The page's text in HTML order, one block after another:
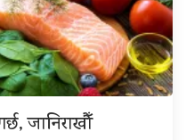
जानिराखौँ